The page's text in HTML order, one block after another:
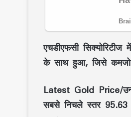
एचडीएफसी
के साथ हुआ, जिसे कमजोर
Latest Gold Price/
सबसे निचले स्तर 95.63